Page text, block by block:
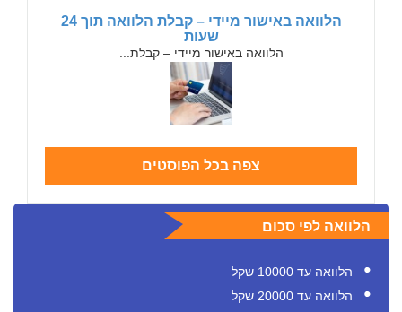
הלוואה באישור מיידי – קבלת הלוואה תוך 24
שעות
הלוואה באישור מיידי – קבלת...
צפה בכל הפוסטים
הלוואה לפי סכום
הלוואה עד 10000 שקל
הלוואה עד 20000 שקל